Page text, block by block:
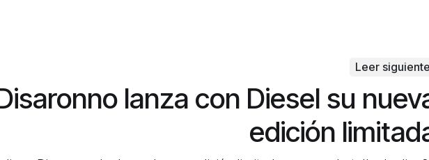
Leer siguiente
lanza con Diesel su
edición